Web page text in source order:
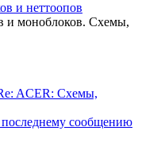
и неттоопов
и моноблоков. Схемы,
ACER: Схемы,
сообщению